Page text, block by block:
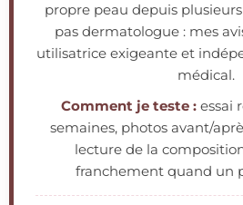
propre peau depuis
pas dermatologue : mes
utilisatrice exigeante et
médical.
Comment je teste :essai
semaines, photos avant/
lecture de la
franchement quand un